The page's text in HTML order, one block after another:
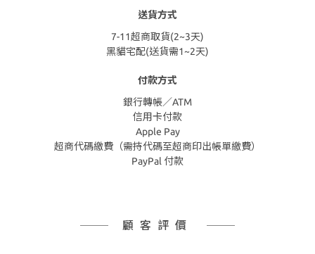
送貨方式
7-11超商取貨(2~3天)
黑貓宅配(送貨需1~2天)
付款方式
銀行轉帳／ATM
信用卡付款
Apple Pay
超商代碼繳費（需持代碼至超商印出帳單繳費）
PayPal 付款
顧客評價